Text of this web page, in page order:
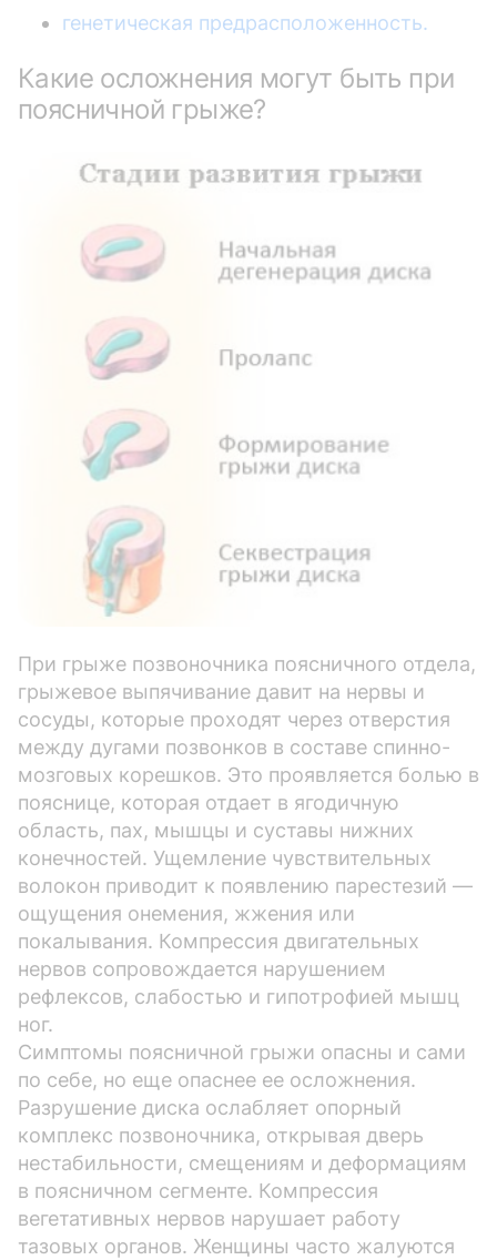
генетическая предрасположенность.
Какие осложнения могут быть при
поясничной грыже?
При грыже позвоночника поясничного отдела,
грыжевое выпячивание давит на нервы и
сосуды, которые проходят через отверстия
между дугами позвонков в составе спинно-
мозговых корешков. Это проявляется болью в
пояснице, которая отдает в ягодичную
область, пах, мышцы и суставы нижних
конечностей. Ущемление чувствительных
волокон приводит к появлению парестезий —
ощущения онемения, жжения или
покалывания. Компрессия двигательных
нервов сопровождается нарушением
рефлексов, слабостью и гипотрофией мышц
ног.
Симптомы поясничной грыжи опасны и сами
по себе, но еще опаснее ее осложнения.
Разрушение диска ослабляет опорный
комплекс позвоночника, открывая дверь
нестабильности, смещениям и деформациям
в поясничном сегменте. Компрессия
вегетативных нервов нарушает работу
тазовых органов. Женщины часто жалуются